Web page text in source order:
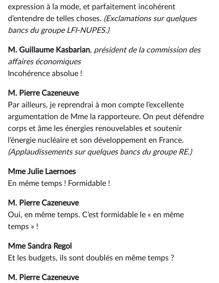
expression à la mode, et parfaitement incohérent
d’entendre de telles choses. (Exclamations sur quelques
bancs du groupe LFI-NUPES.)
M. Guillaume Kasbarian, président de la commission des
affaires économiques
Incohérence absolue !
M. Pierre Cazeneuve
Par ailleurs, je reprendrai à mon compte l’excellente
argumentation de Mme la rapporteure. On peut défendre
corps et âme les énergies renouvelables et soutenir
l’énergie nucléaire et son développement en France.
(Applaudissements sur quelques bancs du groupe RE.)
Mme Julie Laernoes
En même temps ! Formidable !
M. Pierre Cazeneuve
Oui, en même temps. C’est formidable le « en même
temps » !
Mme Sandra Regol
Et les budgets, ils sont doublés en même temps ?
M. Pierre Cazeneuve